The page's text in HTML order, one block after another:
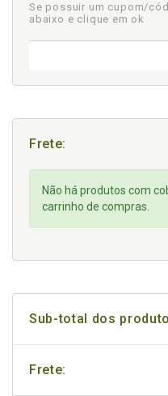
Se possuir um cupom/
abaixo e clique em ok
Frete:
Não há produtos com
carrinho de compras.
Sub-total dos
Frete: